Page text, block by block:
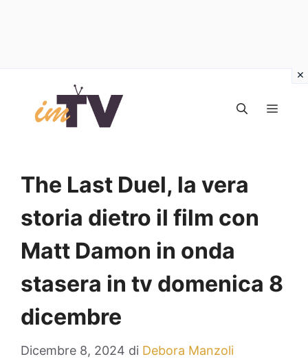
contenuto
The Last Duel, la vera
storia dietro il film con
Matt Damon in onda
stasera in tv domenica 8
dicembre
Dicembre 8, 2024 di Debora Manzoli